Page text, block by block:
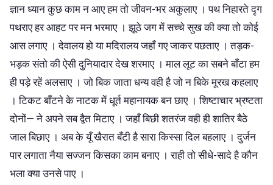
ज्ञान ध्यान कुछ काम न आए हम तो जीवन-भर अकुलाए । पथ निहारते दृग
पथराए हर आहट पर मन भरमाए । झूठे जग में सच्चे सुख की क्या तो कोई
आस लगाए । देवालय हो या मदिरालय जहाँ गए जाकर पछताए । तड़क-
भड़क संतो की ऐसी दुनियादार देख शरमाए । माल लूट का सबने बाँटा हम
ही पड़े रहें अलसाए । जो बिक जाता धन्य वही है जो न बिके मूरख कहलाए
। टिकट बाँटने के नाटक में धूर्त महानायक बन छाए । शिष्टाचार भ्रष्टता
दोनों— ने अपने सब द्वैत मिटाए । जहाँ बिछी शतरंज वही ही शातिर बैठे
जाल बिछाए । अब के यूँ खैरात बँटी है सारा किस्सा दिल बहलाए । दुर्जन
पार लगाता नैया सज्जन किसका काम बनाए । राही तो सीधे-सादे है कौन
भला क्या उनसे पाए ।